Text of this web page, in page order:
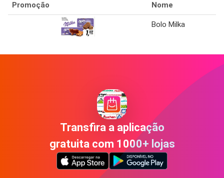
Promoção Nome
Bolo Milka
Transfira a aplicação
gratuita com 1000+ lojas